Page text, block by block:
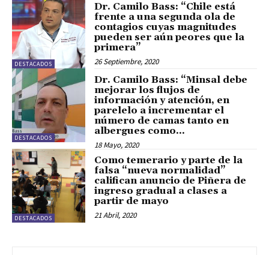
DESTACADOS
Dr. Camilo Bass: “Chile está
frente a una segunda ola de
contagios cuyas magnitudes
pueden ser aún peores que la
primera”
26 Septiembre, 2020
DESTACADOS
Dr. Camilo Bass: “Minsal debe
mejorar los flujos de
información y atención, en
parelelo a incrementar el
número de camas tanto en
albergues como...
18 Mayo, 2020
DESTACADOS
Como temerario y parte de la
falsa “nueva normalidad”
califican anuncio de Piñera de
ingreso gradual a clases a
partir de mayo
21 Abril, 2020